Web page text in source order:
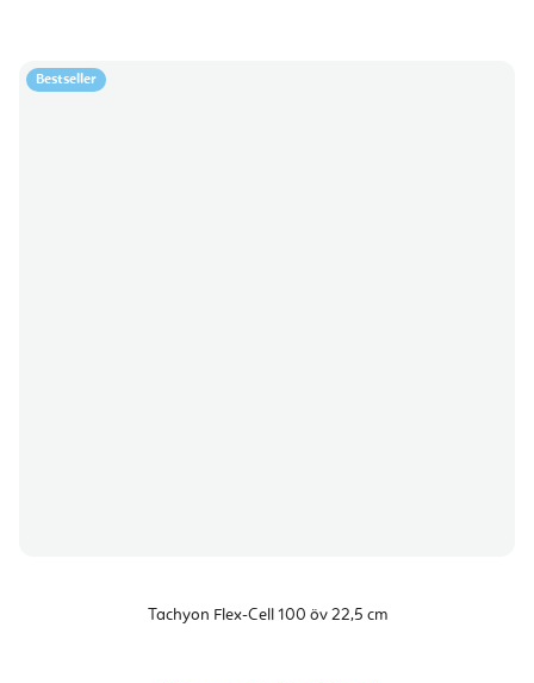
Bestseller
Tachyon Flex-Cell 100 öv 22,5 cm